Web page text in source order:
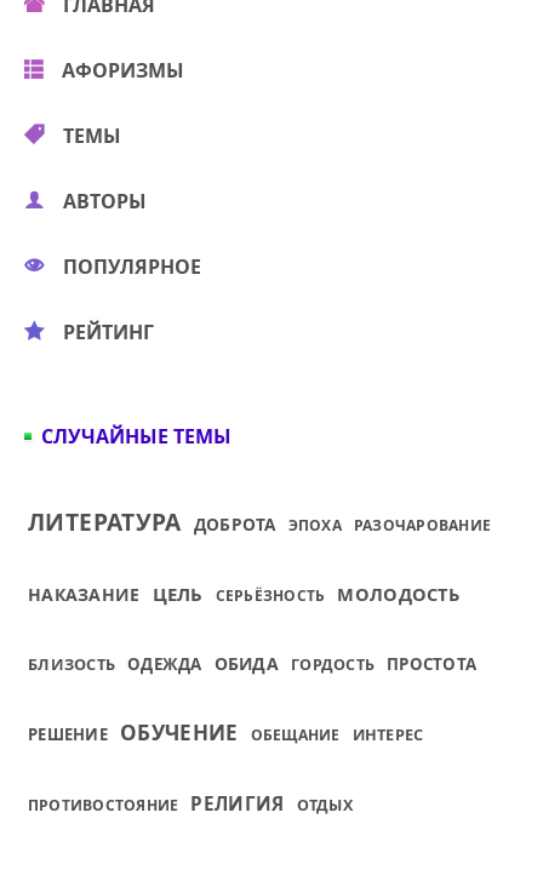
АФОРИЗМЫ
ТЕМЫ
АВТОРЫ
ПОПУЛЯРНОЕ
РЕЙТИНГ
СЛУЧАЙНЫЕ ТЕМЫ
ЛИТЕРАТУРА ДОБРОТА ЭПОХА РАЗОЧАРОВАНИЕ
НАКАЗАНИЕ ЦЕЛЬ СЕРЬЁЗНОСТЬ МОЛОДОСТЬ
БЛИЗОСТЬ ОДЕЖДА ОБИДА ГОРДОСТЬ ПРОСТОТА
РЕШЕНИЕ ОБУЧЕНИЕ ОБЕЩАНИЕ ИНТЕРЕС
ПРОТИВОСТОЯНИЕ РЕЛИГИЯ ОТДЫХ